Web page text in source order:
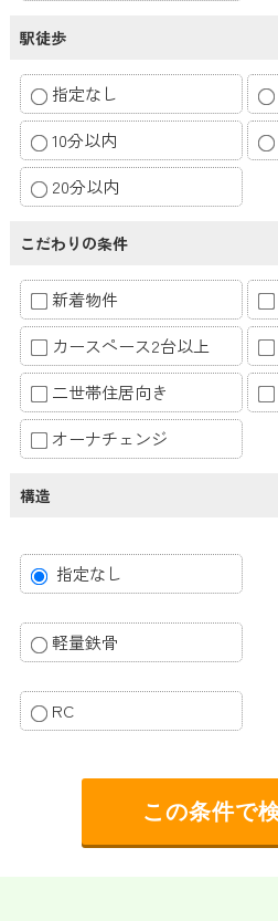
駅徒歩
指定なし
10分以内
20分以内
こだわりの条件
新着物件
カースペース2台以上
二世帯住居向き
オーナチェンジ
構造
指定なし
軽量鉄骨
RC